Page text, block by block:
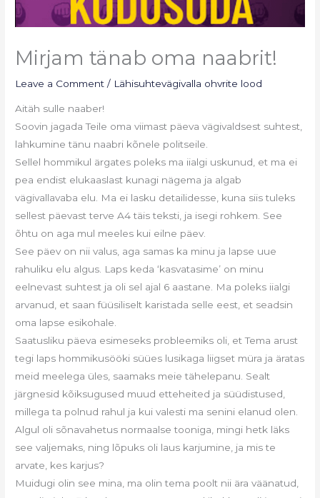
Mirjam tänab oma naabrit!
Leave a Comment / Lähisuhtevägivalla ohvrite lood
Aitäh sulle naaber!
Soovin jagada Teile oma viimast päeva vägivaldsest suhtest,
lahkumine tänu naabri kõnele politseile.
Sellel hommikul ärgates poleks ma iialgi uskunud, et ma ei
pea endist elukaaslast kunagi nägema ja algab
vägivallavaba elu. Ma ei lasku detailidesse, kuna siis tuleks
sellest päevast terve A4 täis teksti, ja isegi rohkem. See
õhtu on aga mul meeles kui eilne päev.
See päev on nii valus, aga samas ka minu ja lapse uue
rahuliku elu algus. Laps keda ‘kasvatasime’ on minu
eelnevast suhtest ja oli sel ajal 6 aastane. Ma poleks iialgi
arvanud, et saan füüsiliselt karistada selle eest, et seadsin
oma lapse esikohale.
Saatusliku päeva esimeseks probleemiks oli, et Tema arust
tegi laps hommikusööki süües lusikaga liigset müra ja äratas
meid meelega üles, saamaks meie tähelepanu. Sealt
järgnesid kõiksugused muud etteheited ja süüdistused,
millega ta polnud rahul ja kui valesti ma senini elanud olen.
Algul oli sõnavahetus normaalse tooniga, mingi hetk läks
see valjemaks, ning lõpuks oli laus karjumine, ja mis te
arvate, kes karjus?
Muidugi olin see mina, ma olin tema poolt nii ära väänatud,